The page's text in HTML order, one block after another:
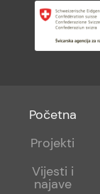
Footer
menu
Početna
Projekti
Vijesti i
najave